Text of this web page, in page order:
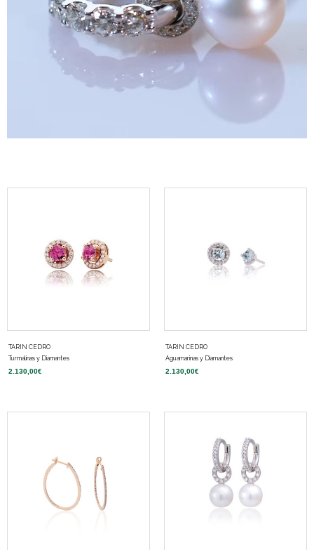
TARIN CEDRO
Turmalinas y Diamantes
2.130,00€
TARIN CEDRO
Aguamarinas y Diamantes
2.130,00€